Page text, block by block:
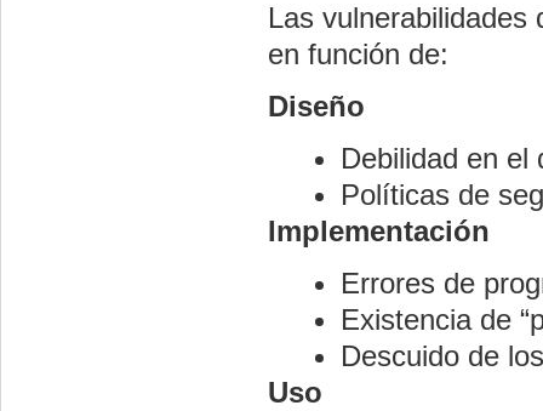
Las
en función de:
Diseño
Debilidad en el
Políticas de
Implementación
Errores de
Existencia de
Descuido de
Uso